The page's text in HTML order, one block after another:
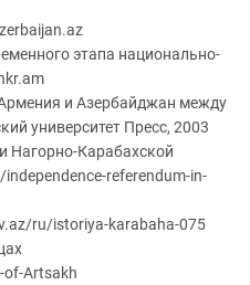
этапа национально-
и Азербайджан между
университет Пресс, 2003
Нагорно-Карабахской
referendum-in-
ru/istoriya-karabaha-075
Artsakh